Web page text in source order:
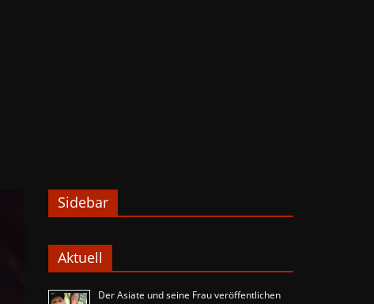
Sidebar
Aktuell
Der Asiate und seine Frau veröffentlichen